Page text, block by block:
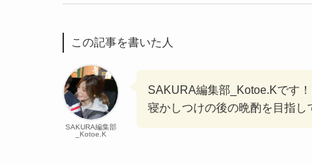
この記事を書いた人
SAKURA編集部
_Kotoe.K
SAKURA編集部_Kotoe.Kです
寝かしつけの後の晩酌を目指し